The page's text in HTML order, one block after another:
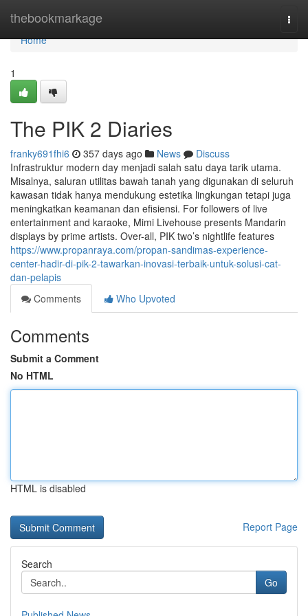
thebookmarkage
Home
Home
1
The PIK 2 Diaries
franky691fhi6 357 days ago News
Discuss
Infrastruktur modern day menjadi salah satu daya tarik utama.
Misalnya, saluran utilitas bawah tanah yang digunakan di seluruh
kawasan tidak hanya mendukung estetika lingkungan tetapi juga
meningkatkan keamanan dan efisiensi. For followers of live
entertainment and karaoke, Mimi Livehouse presents Mandarin
displays by prime artists. Over-all, PIK two’s nightlife features
https://www.propanraya.com/propan-sandimas-experience-
center-hadir-di-pik-2-tawarkan-inovasi-terbaik-untuk-solusi-cat-
dan-pelapis
Comments
Who Upvoted
Comments
Submit a Comment
No HTML
HTML is disabled
Report Page
Search
Go